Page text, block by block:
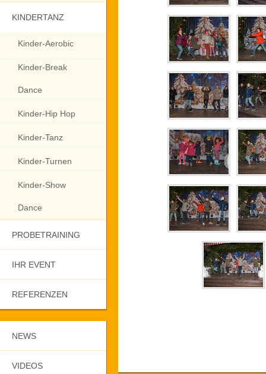
KINDERTANZ
Kinder-Aerobic
Kinder-Break
Dance
Kinder-Hip Hop
Kinder-Tanz
Kinder-Turnen
Kinder-Show
Dance
PROBETRAINING
IHR EVENT
REFERENZEN
NEWS
VIDEOS